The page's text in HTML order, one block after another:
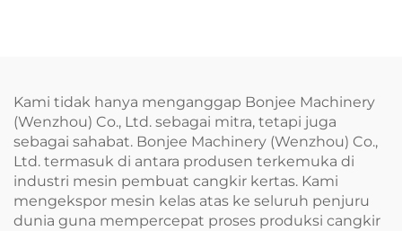
Kami tidak hanya menganggap Bonjee Machinery
(Wenzhou) Co., Ltd. sebagai mitra, tetapi juga
sebagai sahabat. Bonjee Machinery (Wenzhou) Co.,
Ltd. termasuk di antara produsen terkemuka di
industri mesin pembuat cangkir kertas. Kami
mengekspor mesin kelas atas ke seluruh penjuru
dunia guna mempercepat proses produksi cangkir